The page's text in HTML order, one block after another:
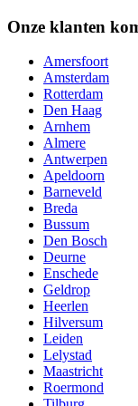
Onze klanten
Amersfoort
Amsterdam
Rotterdam
Den Haag
Arnhem
Almere
Antwerpen
Apeldoorn
Barneveld
Breda
Bussum
Den Bosch
Deurne
Enschede
Geldrop
Heerlen
Hilversum
Leiden
Lelystad
Maastricht
Roermond